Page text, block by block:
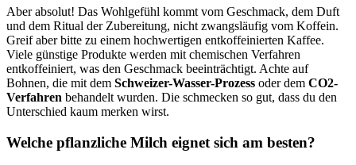
Aber absolut! Das Wohlgefühl kommt vom Geschmack, dem Duft
und dem Ritual der Zubereitung, nicht zwangsläufig vom Koffein.
Greif aber bitte zu einem hochwertigen entkoffeinierten Kaffee.
Viele günstige Produkte werden mit chemischen Verfahren
entkoffeiniert, was den Geschmack beeinträchtigt. Achte auf
Bohnen, die mit dem Schweizer-Wasser-Prozess oder dem CO2-
Verfahren behandelt wurden. Die schmecken so gut, dass du den
Unterschied kaum merken wirst.
Welche pflanzliche Milch eignet sich am besten?